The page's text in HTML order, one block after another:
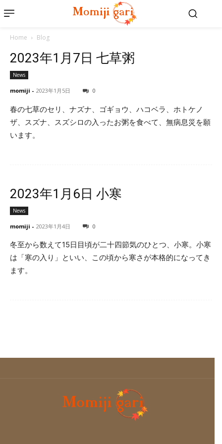
Home Blog
2023年1月7日 七草粥
News
momiji - 2023年1月5日 0
春の七草のセリ、ナズナ、ゴギョウ、ハコベラ、ホトケノ
ザ、スズナ、スズシロの入ったお粥を食べて、無病息災を願
います。
2023年1月6日 小寒
News
momiji - 2023年1月4日 0
冬至から数えて15日目頃が二十四節気のひとつ、小寒。小寒
は「寒の入り」といい、この頃から寒さが本格的になってき
ます。